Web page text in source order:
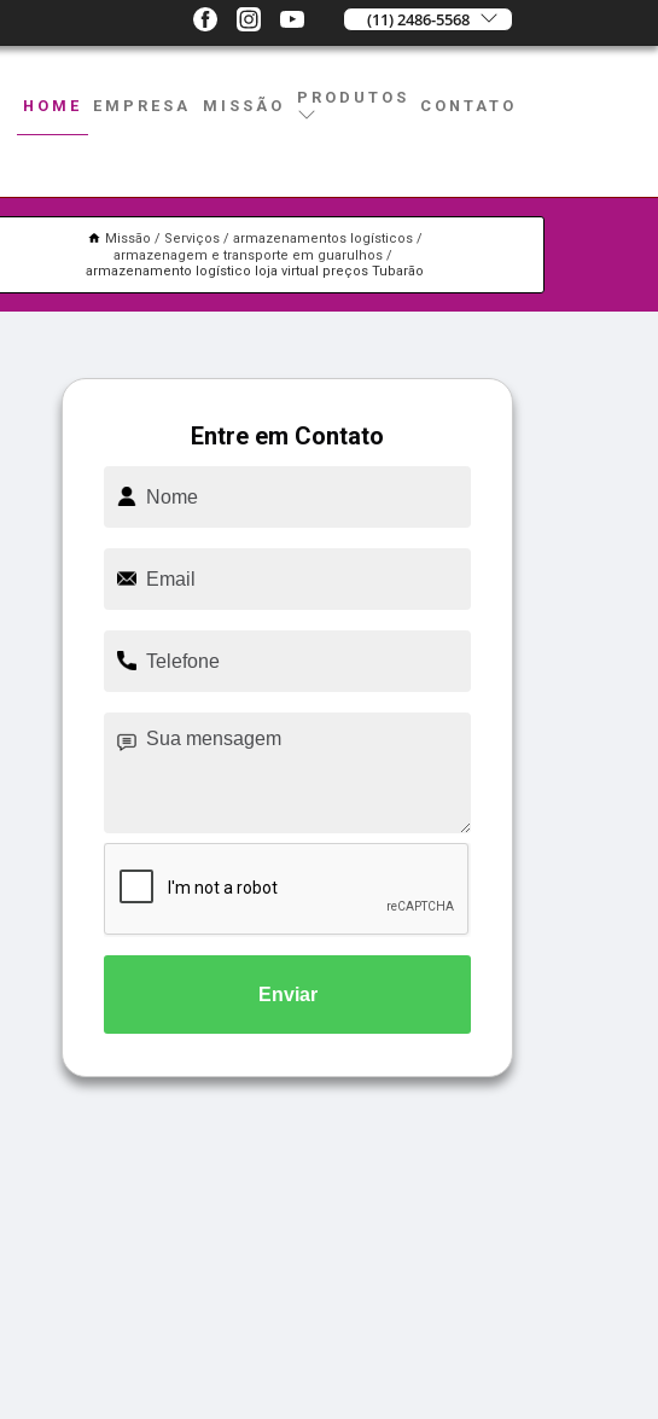
(11) 2486-5568
HOME EMPRESA MISSÃO PRODUTOS CONTATO
Missão Serviços
armazenamentos logísticos
armazenagem e transporte em guarulhos
armazenamento logístico loja virtual preços Tubarão
Entre em Contato
Enviar